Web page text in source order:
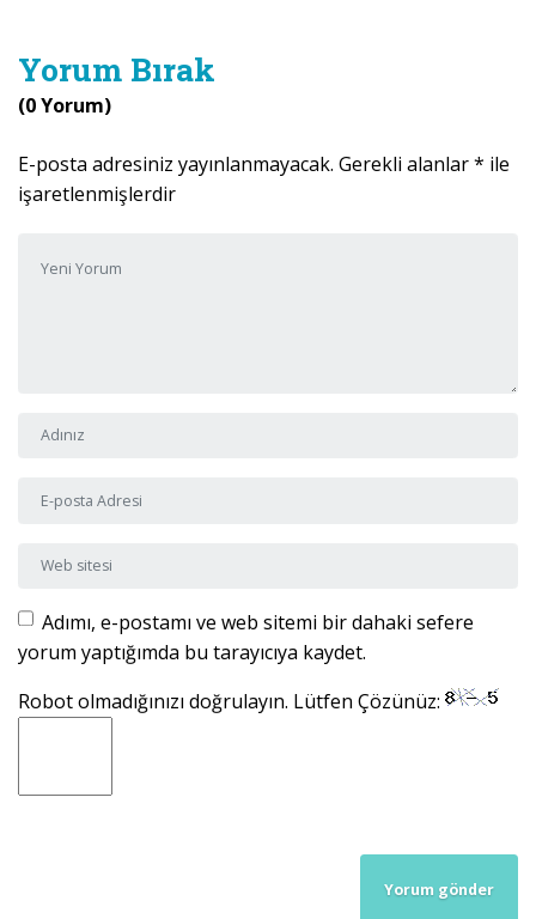
Yorum Bırak
(0 Yorum)
E-posta adresiniz yayınlanmayacak. Gerekli alanlar* ile
işaretlenmişlerdir
Adı ve Soyadı
E-posta Adresi
Web sitesi
Adımı, e-postamı ve web sitemi bir dahaki sefere
yorum yaptığımda bu tarayıcıya kaydet.
Robot olmadığınızı doğrulayın. Lütfen Çözünüz: